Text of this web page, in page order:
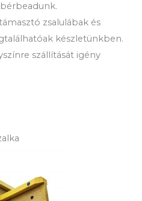
zsalulábak és
készletünkben.
szállítását igény